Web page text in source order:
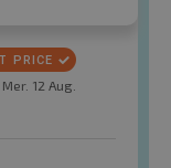
12 Aug.